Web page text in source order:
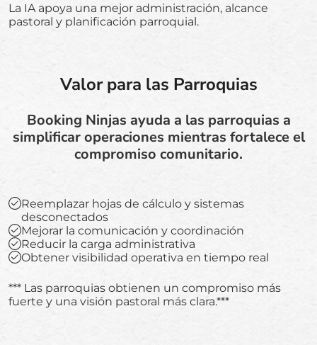
La IA apoya una mejor administración, alcance
pastoral y planificación parroquial.
Valor para las Parroquias
Booking Ninjas ayuda a las parroquias a
simplificar operaciones mientras fortalece el
compromiso comunitario.
Reemplazar hojas de cálculo y sistemas
desconectados
Mejorar la comunicación y coordinación
Reducir la carga administrativa
Obtener visibilidad operativa en tiempo real
*** Las parroquias obtienen un compromiso más
fuerte y una visión pastoral más clara.***